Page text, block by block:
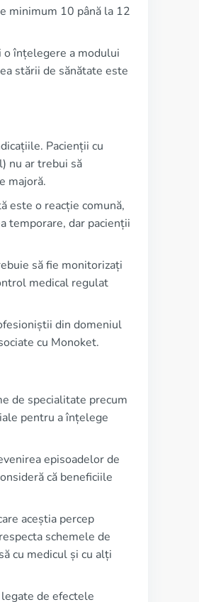
minimum 10 până la 12
o înțelegere a modului
stării de sănătate este
Pacienții cu
nu ar trebui să
majoră.
este o reacție comună,
temporare, dar pacienții
să fie monitorizați
medical regulat
din domeniul
cu Monoket.
de specialitate precum
pentru a înțelege
episoadelor de
că beneficiile
aceștia percep
schemele de
cu medicul și cu alți
de efectele